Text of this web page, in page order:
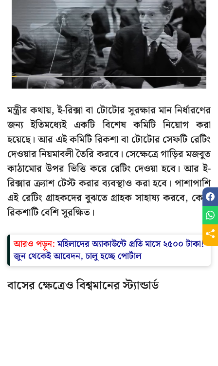
মন্ত্রীর কথায়, ই-রিক্সা বা টোটোর সুরক্ষার মান নির্ধারণের
জন্য ইতিমধ্যেই একটি বিশেষ কমিটি নিয়োগ করা
হয়েছে। আর এই কমিটি রিকশা বা টোটোর সেফটি রেটিং
দেওয়ার নিয়মাবলী তৈরি করবে। সেক্ষেত্রে গাড়ির মজবুত
কাঠামোর উপর ভিত্তি করে রেটিং দেওয়া হবে। আর ই-
রিক্সার ক্র্যাশ টেস্ট করার ব্যবস্থাও করা হবে। পাশাপাশি
এই রেটিং গ্রাহকদের বুঝতে গ্রাহক সাহায্য করবে, কোন
রিকশাটি বেশি সুরক্ষিত।
আরও পড়ুন:মহিলাদের অ্যাকাউন্টে প্রতি মাসে ২৫০০ টাকা!
জুন থেকেই আবেদন, চালু হচ্ছে পোর্টাল
বাসের ক্ষেত্রেও বিশ্বমানের স্ট্যান্ডার্ড